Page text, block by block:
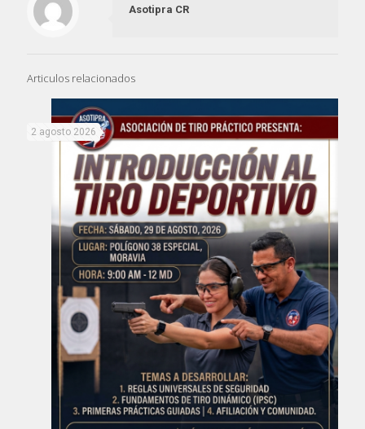
Asotipra CR
Articulos relacionados
2 agosto 2026